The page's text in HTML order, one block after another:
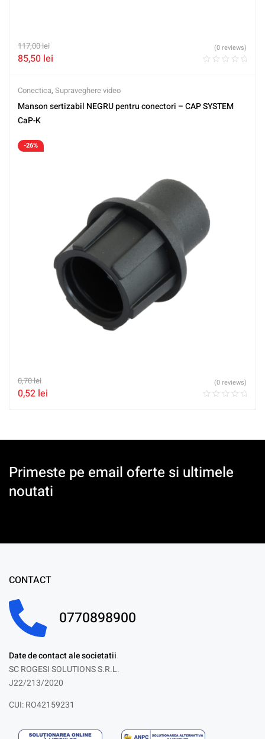
117,00lei
85,50 lei
(0 reviews)
Conectica, Supraveghere video
Manson sertizabil NEGRU pentru conectori – CAP SYSTEM
CaP-K
-26%
0,70lei
0,52 lei
(0 reviews)
Primeste pe email oferte si ultimele
noutati
CONTACT
0770898900
Date de contact ale societatii
SC ROGESI SOLUTIONS S.R.L.
J22/213/2020
CUI: RO42159231